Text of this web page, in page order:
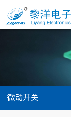
微动开关